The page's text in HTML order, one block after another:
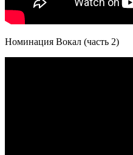
Номинация Вокал (часть 2)